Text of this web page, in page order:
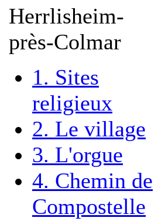
Herrlisheim-
près-Colmar
1. Sites
religieux
2. Le village
3. L'orgue
4. Chemin de
Compostelle